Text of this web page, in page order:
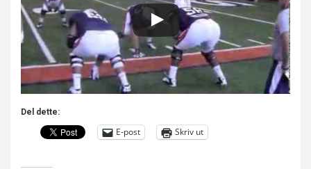
Del dette:
E-post Skriv ut